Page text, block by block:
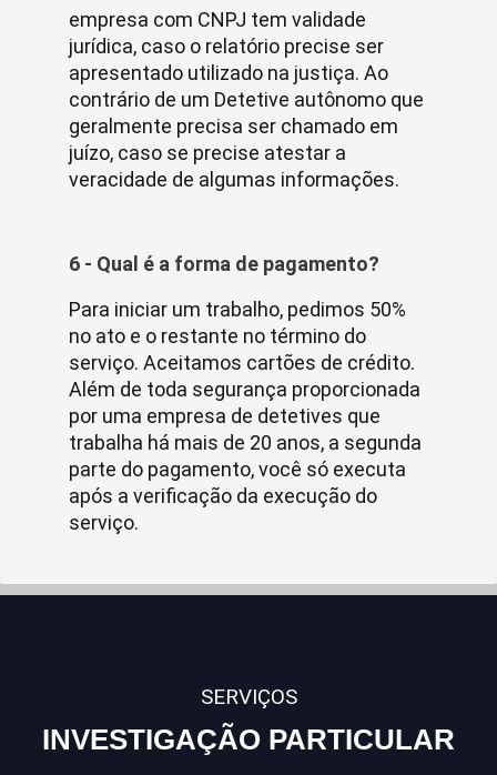
empresa com CNPJ tem validade
jurídica, caso o relatório precise ser
apresentado utilizado na justiça. Ao
contrário de um Detetive autônomo que
geralmente precisa ser chamado em
juízo, caso se precise atestar a
veracidade de algumas informações.
6 - Qual é a forma de pagamento?
Para iniciar um trabalho, pedimos 50%
no ato e o restante no término do
serviço. Aceitamos cartões de crédito.
Além de toda segurança proporcionada
por uma empresa de detetives que
trabalha há mais de 20 anos, a segunda
parte do pagamento, você só executa
após a verificação da execução do
serviço.
SERVIÇOS
INVESTIGAÇÃO PARTICULAR